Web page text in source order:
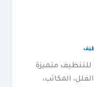
متميزة
المكاتب،